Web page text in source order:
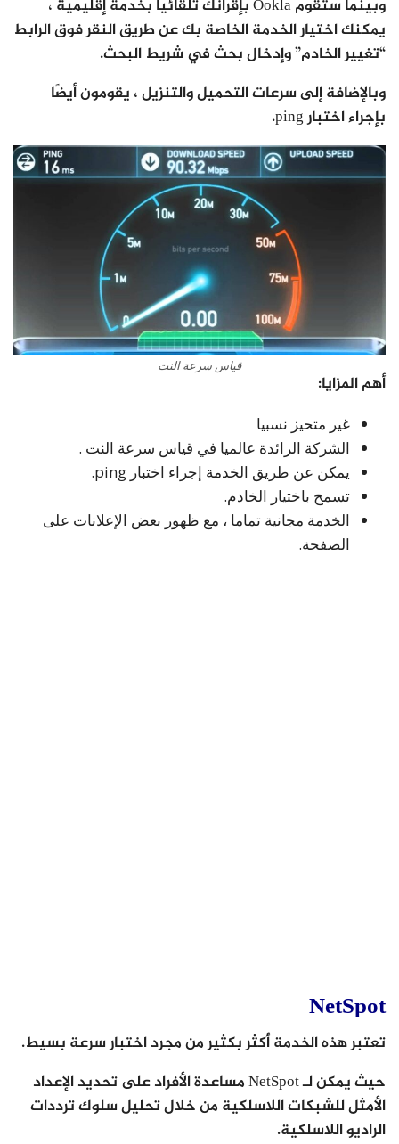
وبينما ستقوم Ookla بإقرانك تلقائيًا بخدمة إقليمية ،
يمكنك اختيار الخدمة الخاصة بك عن طريق النقر فوق الرابط
“تغيير الخادم” وإدخال بحث في شريط البحث.
وبالإضافة إلى سرعات التحميل والتنزيل ، يقومون أيضًا
بإجراء اختبار ping.
قياس سرعة النت
أهم المزايا:
غير متحيز نسبيا
الشركة الرائدة عالميا في قياس سرعة النت .
يمكن عن طريق الخدمة إجراء اختبار ping.
تسمح باختيار الخادم.
الخدمة مجانية تماما ، مع ظهور بعض الإعلانات على
الصفحة.
NetSpot
تعتبر هذه الخدمة أكثر بكثير من مجرد اختبار سرعة بسيط.
حيث يمكن لـ NetSpot مساعدة الأفراد على تحديد الإعداد
الأمثل للشبكات اللاسلكية من خلال تحليل سلوك ترددات
الراديو اللاسلكية.